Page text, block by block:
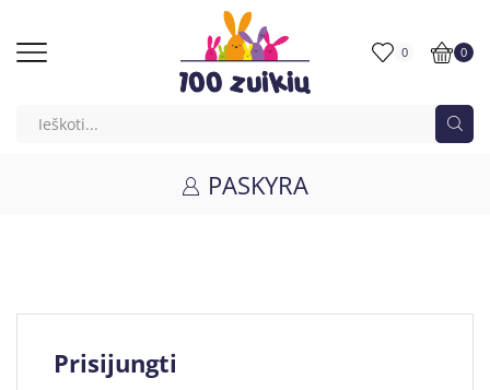
0 0
PASKYRA
Prisijungti